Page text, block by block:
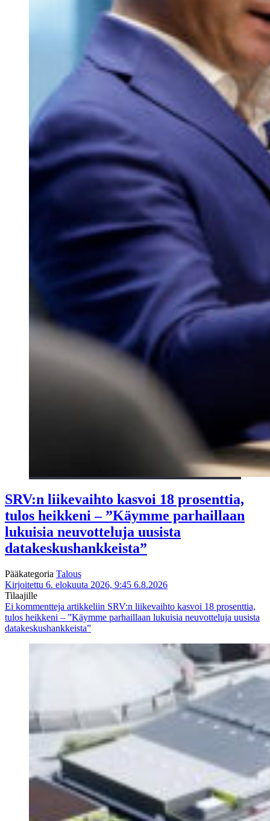
SRV:n liikevaihto kasvoi 18 prosenttia,
tulos heikkeni – ”Käymme parhaillaan
lukuisia neuvotteluja uusista
datakeskushankkeista”
Pääkategoria Talous
Kirjoitettu 6. elokuuta 2026, 9:45 6.8.2026
Tilaajille
Ei kommentteja artikkeliin SRV:n liikevaihto kasvoi 18 prosenttia,
tulos heikkeni – ”Käymme parhaillaan lukuisia neuvotteluja uusista
datakeskushankkeista”